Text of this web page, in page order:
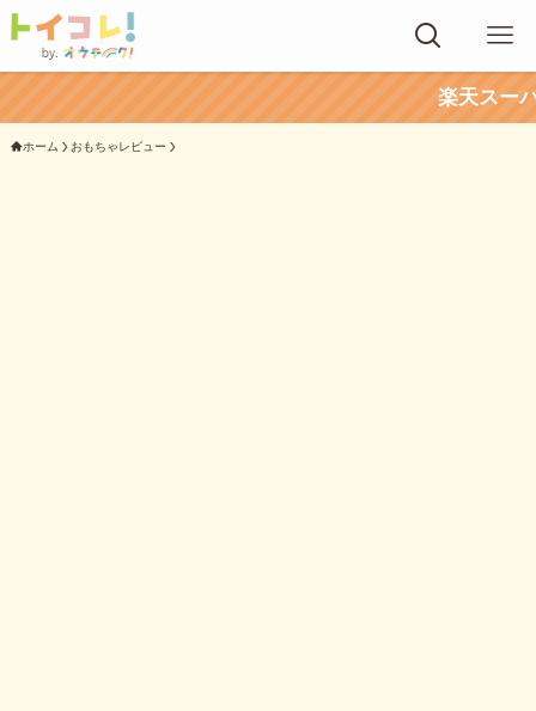
楽天スーパーセールでお
ホーム おもちゃレビュー